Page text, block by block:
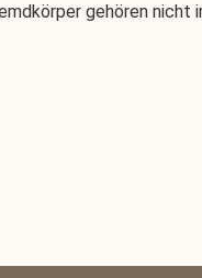
gehören nicht